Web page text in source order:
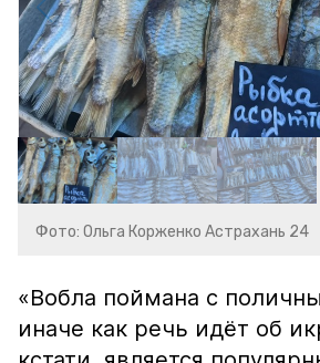
Фото: Ольга Корженко Астрахань 24
«Вобла поймана с
иначе как речь идёт об